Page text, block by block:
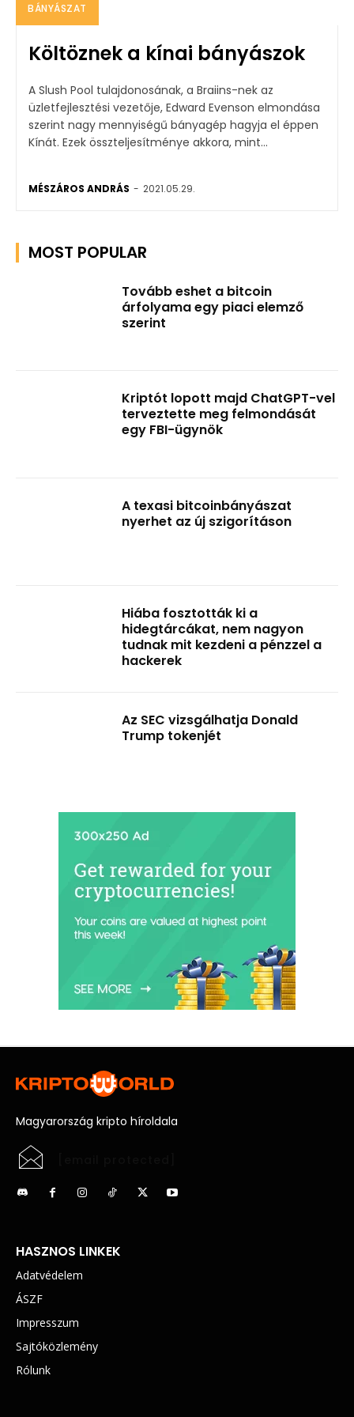
BÁNYÁSZAT
Költöznek a kínai bányászok
A Slush Pool tulajdonosának, a Braiins-nek az
üzletfejlesztési vezetője, Edward Evenson elmondása
szerint nagy mennyiségű bányagép hagyja el éppen
Kínát. Ezek összteljesítménye akkora, mint...
MÉSZÁROS ANDRÁS - 2021.05.29.
MOST POPULAR
Tovább eshet a bitcoin
árfolyama egy piaci elemző
szerint
Kriptót lopott majd ChatGPT-vel
terveztette meg felmondását
egy FBI-ügynök
A texasi bitcoinbányászat
nyerhet az új szigorításon
Hiába fosztották ki a
hidegtárcákat, nem nagyon
tudnak mit kezdeni a pénzzel a
hackerek
Az SEC vizsgálhatja Donald
Trump tokenjét
Magyarország kripto híroldala
HASZNOS LINKEK
Adatvédelem
ÁSZF
Impresszum
Sajtóközlemény
Rólunk